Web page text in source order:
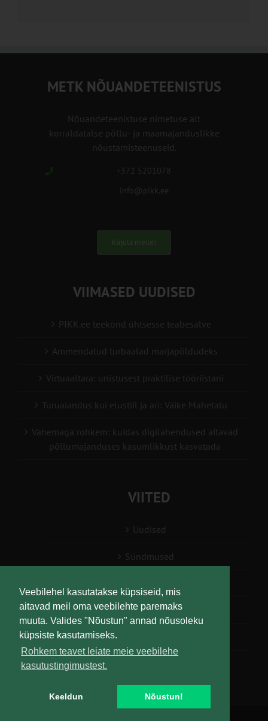
Veebilehel kasutatakse küpsiseid, mis
aitavad meil oma veebilehte paremaks
muuta. Valides "Nõustun" annad nõusoleku
küpsiste kasutamiseks.
Rohkem teavet leiate meie veebilehe
kasutustingimustest.
Keeldun Nõustun!
METK NÕUANDETEENISTUS
Nõuandeteenistuse nimetuse alt
korraldatalse põllu- ja maamajanduslikke
nõustamisteenuseid.
+372 5201078
info@pikk.ee
Kirjuta meile!
VIIMASED UUDISED
PIKK.ee teekond ühtsesse teabesalve
Ammendatud turbaalad marjapõldudeks
Virtuaaltara: unistusest praktilise tööriistani
Turuaiandus kui elustiil ja äri: Väike Mahetalu
Vähemaga rohkem: kuidas digilahendused aitavad
põllumajanduses kasumlikkust kasvatada
VIITED
Uudised
Sündmused
Teabesalv
Liitu uudiskirjaga